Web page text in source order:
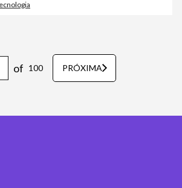
of 100 PRÓXIMA